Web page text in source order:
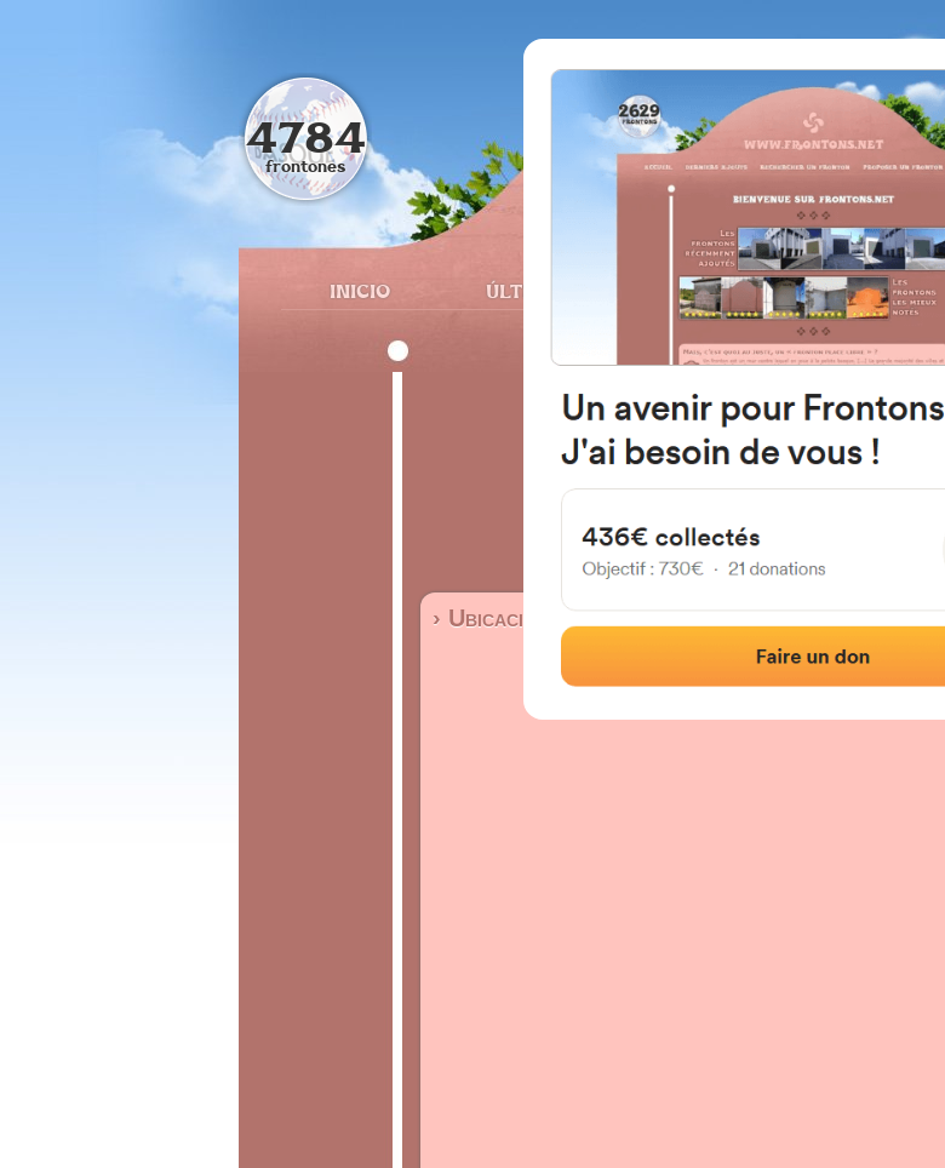
INICIO ÚLTIMOS BUSCAR UN FRONTÓN
4784
frontones
48810 Alonsotegi,
Nuestra Señora de la Guía
#2775
Localización|Fotos|Comentarios y
› Ubicación del frontón